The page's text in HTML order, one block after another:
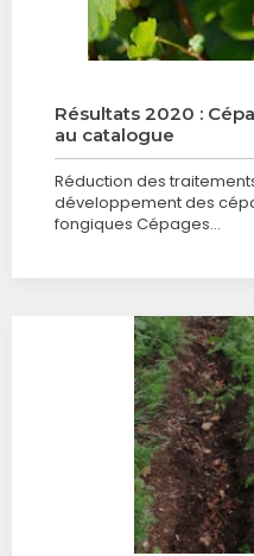
Résultats 2020 :
au catalogue
Réduction des
développement des
fongiques Cépages…